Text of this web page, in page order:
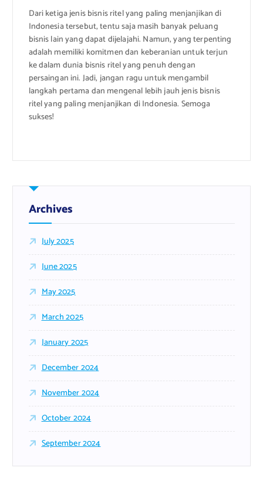
Dari ketiga jenis bisnis ritel yang paling menjanjikan di
Indonesia tersebut, tentu saja masih banyak peluang
bisnis lain yang dapat dijelajahi. Namun, yang terpenting
adalah memiliki komitmen dan keberanian untuk terjun
ke dalam dunia bisnis ritel yang penuh dengan
persaingan ini. Jadi, jangan ragu untuk mengambil
langkah pertama dan mengenal lebih jauh jenis bisnis
ritel yang paling menjanjikan di Indonesia. Semoga
sukses!
Archives
July 2025
June 2025
May 2025
March 2025
January 2025
December 2024
November 2024
October 2024
September 2024